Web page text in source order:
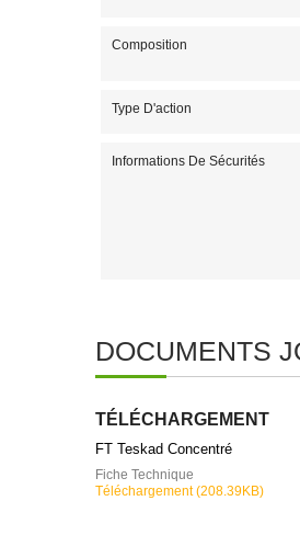
Composition
Type D'action
Informations De Sécurités
DOCUMENTS
TÉLÉCHARGEMENT
FT Teskad Concentré
Fiche Technique
Téléchargement (208.39KB)